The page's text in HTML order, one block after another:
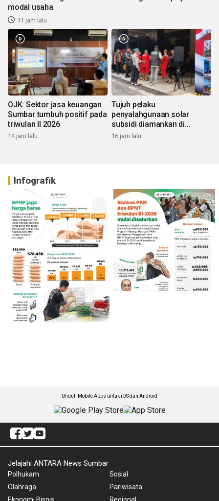
modal usaha
11 jam lalu
OJK: Sektor jasa keuangan
Sumbar tumbuh positif pada
triwulan II 2026
14 jam lalu
Tujuh pelaku
penyalahgunaan solar
subsidi diamankan di
Sumbar
16 jam lalu
Infografik
Unduh Mobile Apps untuk iOS dan Android
Jelajahi ANTARA News Sumbar
Polhukam
Olahraga
Sosial
Pariwisata